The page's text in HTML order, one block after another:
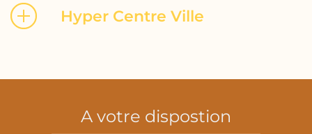
Hyper Centre Ville
A votre dispostion